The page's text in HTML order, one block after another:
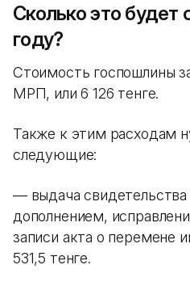
Сколько это будет
году?
Стоимость госпошлины
МРП, или 6 126 тенге.
Также к этим расходам
следующие:
— выдача
дополнением,
записи акта о перемене
531,5 тенге.